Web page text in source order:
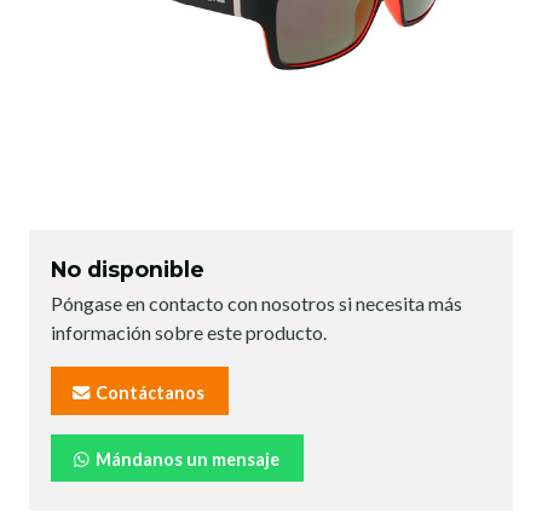
No disponible
Póngase en contacto con nosotros si necesita más
información sobre este producto.
Contáctanos
Mándanos un mensaje